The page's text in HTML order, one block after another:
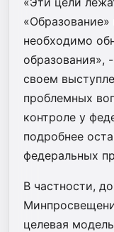
необходимо
образования»,
своем
проблемных
контроле у
подробнее
федеральных
В частности,
целевая